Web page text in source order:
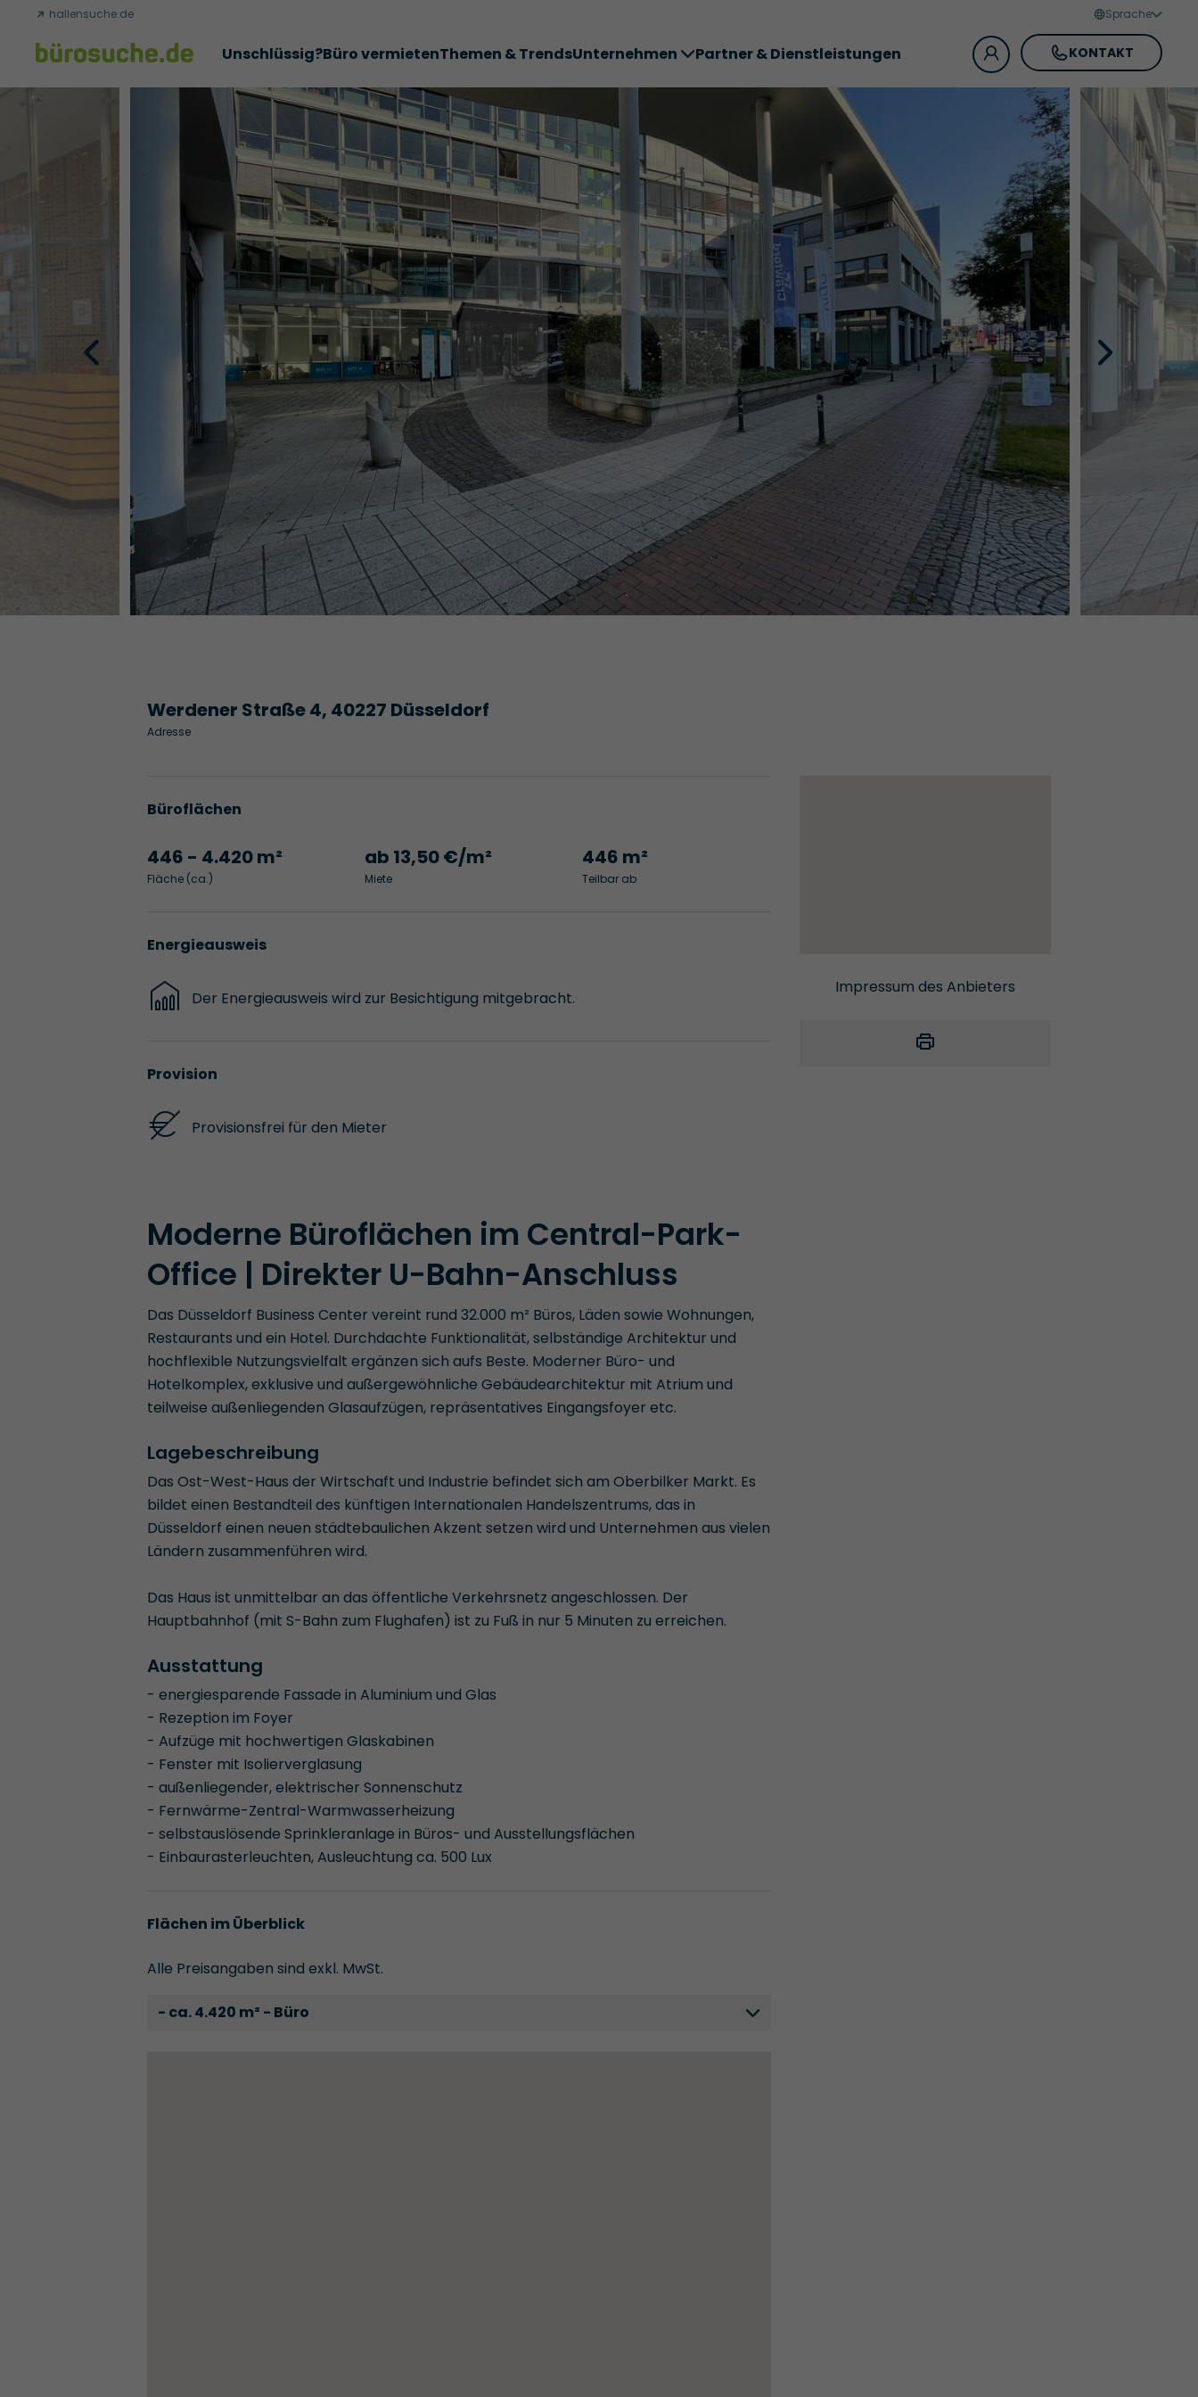
hallensuche.de Sprache
KONTAKT
Unschlüssig?Büro vermietenThemen & TrendsUnternehmen
Abschlüsse Büromieter ABC
Partner & Dienstleistungen
Werdener Straße 4, 40227 Düsseldorf
Adresse
Büroflächen
446 - 4.420 m²
Fläche (ca.)
ab 13,50 €/m²
Miete
446 m²
Teilbar ab
Energieausweis
Der Energieausweis wird zur Besichtigung mitgebracht.
Provision
Provisionsfrei für den Mieter
Moderne Büroflächen im Central-Park-
Office | Direkter U-Bahn-Anschluss
Das Düsseldorf Business Center vereint rund 32.000 m² Büros, Läden sowie Wohnungen,
Restaurants und ein Hotel. Durchdachte Funktionalität, selbständige Architektur und
hochflexible Nutzungsvielfalt ergänzen sich aufs Beste. Moderner Büro- und
Hotelkomplex, exklusive und außergewöhnliche Gebäudearchitektur mit Atrium und
teilweise außenliegenden Glasaufzügen, repräsentatives Eingangsfoyer etc.
Lagebeschreibung
Das Ost-West-Haus der Wirtschaft und Industrie befindet sich am Oberbilker Markt. Es
bildet einen Bestandteil des künftigen Internationalen Handelszentrums, das in
Düsseldorf einen neuen städtebaulichen Akzent setzen wird und Unternehmen aus vielen
Ländern zusammenführen wird.
Das Haus ist unmittelbar an das öffentliche Verkehrsnetz angeschlossen. Der
Hauptbahnhof (mit S-Bahn zum Flughafen) ist zu Fuß in nur 5 Minuten zu erreichen.
Ausstattung
- energiesparende Fassade in Aluminium und Glas
- Rezeption im Foyer
- Aufzüge mit hochwertigen Glaskabinen
- Fenster mit Isolierverglasung
- außenliegender, elektrischer Sonnenschutz
- Fernwärme-Zentral-Warmwasserheizung
- selbstauslösende Sprinkleranlage in Büros- und Ausstellungsflächen
- Einbaurasterleuchten, Ausleuchtung ca. 500 Lux
Flächen im Überblick
Alle Preisangaben sind exkl. MwSt.
- ca. 4.420 m² - Büro
Impressum des Anbieters